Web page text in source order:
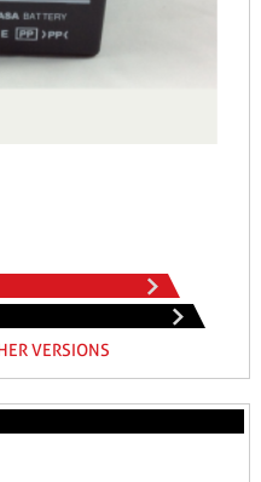
VERSIONS